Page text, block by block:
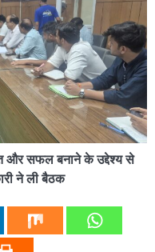
और सफल बनाने के उद्देश्य से
ने ली बैठक